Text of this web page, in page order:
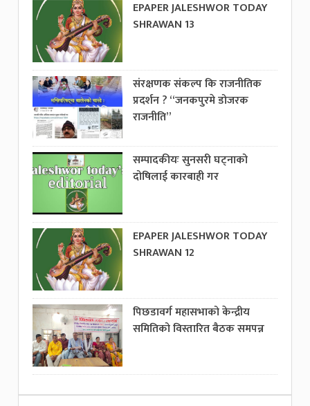
EPAPER JALESHWOR TODAY
SHRAWAN 13
संरक्षणक संकल्प कि राजनीतिक
प्रदर्शन ? “जनकपुरमे डोजरक
राजनीति”
सम्पादकीयः सुनसरी घट्नाको
दोषिलाई कारबाही गर
EPAPER JALESHWOR TODAY
SHRAWAN 12
पिछडावर्ग महासभाको केन्द्रीय
समितिको विस्तारित बैठक समपन्न